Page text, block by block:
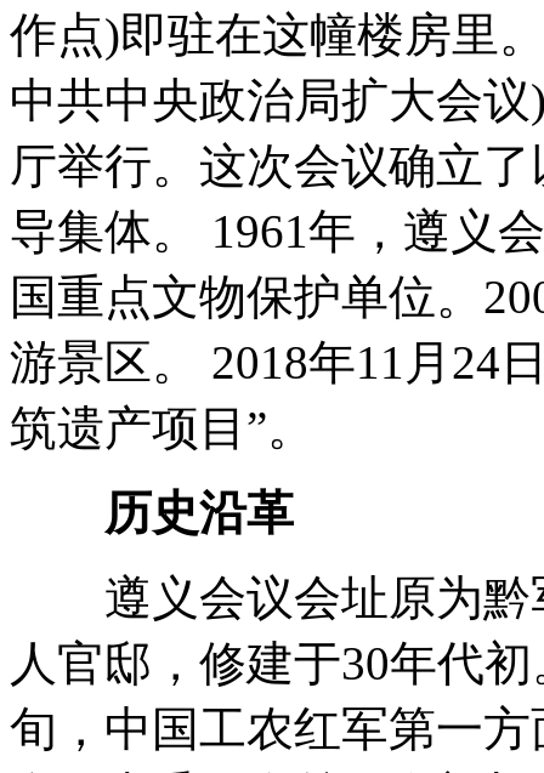
作点)即驻在这幢楼房里
中共中央政治局扩大会
厅举行。这次会议确立
导集体。 1961年，遵义
国重点文物保护单位。
游景区。 2018年11月24
筑遗产项目”。
历史沿革
遵义会议会址原为黔
人官邸，修建于30年代
旬，中国工农红军第一